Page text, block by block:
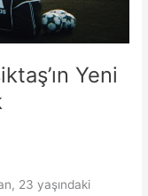
Yeni
23 yaşındaki